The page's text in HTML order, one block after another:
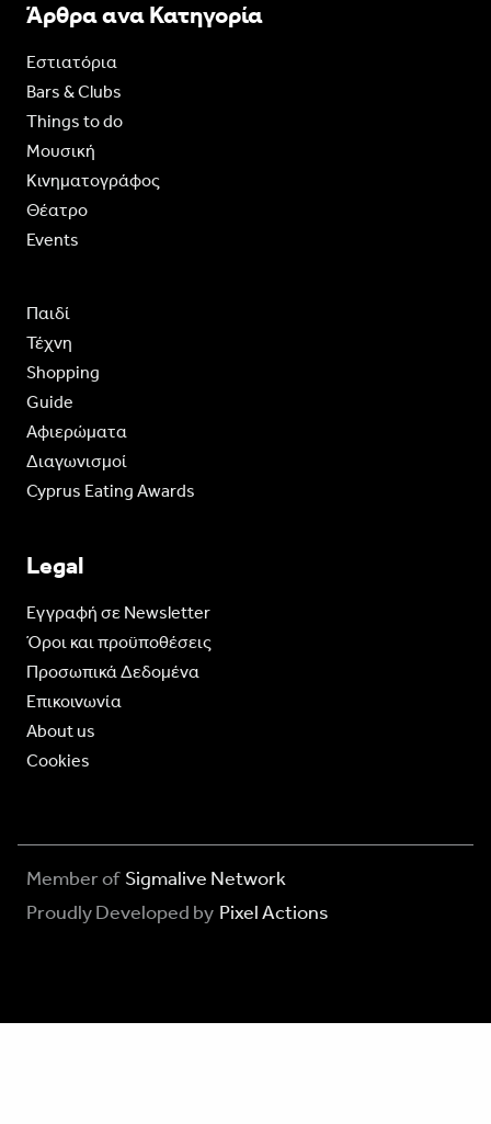
Άρθρα ανα Κατηγορία
Εστιατόρια
Bars & Clubs
Things to do
Moυσική
Κινηματογράφος
Θέατρο
Events
Παιδί
Τέχνη
Shopping
Guide
Aφιερώματα
Διαγωνισμοί
Cyprus Eating Awards
Legal
Eγγραφή σε Newsletter
Όροι και προϋποθέσεις
Προσωπικά Δεδομένα
Επικοινωνία
About us
Cookies
Member of Sigmalive Network
Proudly Developed by Pixel Actions